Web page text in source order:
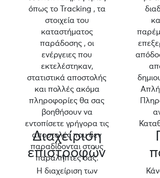
όπως το Tracking , τα
στοιχεία του
καταστήματος
παράδοσης , οι
ενέργειες που
εκτελέστηκαν,
στατιστικά αποστολής
και πολλές ακόμα
πληροφορίες θα σας
βοηθήσουν να
εντοπίσετε γρήγορα τις
αποστολές που δεν
παραδίδονται στους
παραλήπτες σας.
Διαχείριση
επιστροφών
Η διαχείριση των